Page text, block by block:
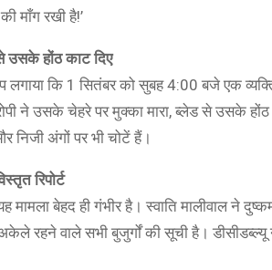
माँग रखी है!’
उसके होंठ काट दिए
लगाया कि 1 सितंबर को सुबह 4:00 बजे एक
ने उसके चेहरे पर मुक्का मारा, ब्लेड से उसके
निजी अंगों पर भी चोटें हैं।
रिपोर्ट
मामला बेहद ही गंभीर है। स्वाति मालीवाल ने
रहने वाले सभी बुजुर्गों की सूची है। डीसीडब्ल्यू ने